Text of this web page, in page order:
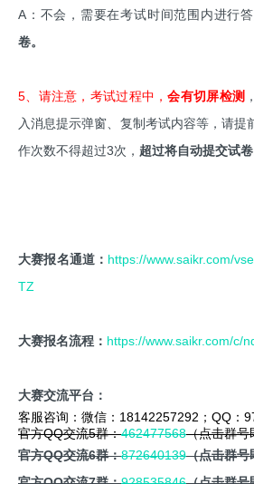
A：不会，需要在考试时间范围内进行答
卷。
5、请注意，考试过程中，会有切屏检测
入消息提示弹窗、复制考试内容等，请提
作次数不得超过3次， 超过将自动提交试卷
大赛报名通道： https://www.saikr.com/
TZ
大赛报名流程： https://www.saikr.com/c/
大赛交流平台：
客服咨询：微信：18142257292；QQ：
官方QQ交流5群：462477568（点击群号
官方QQ交流6群：872640139（点击群号